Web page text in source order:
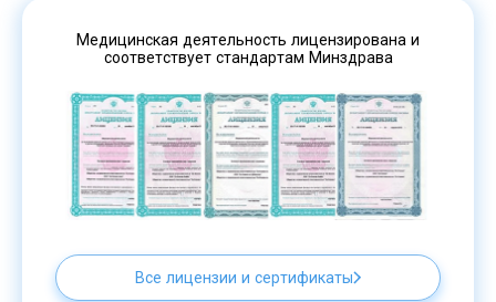
Медицинская деятельность лицензирована и
соответствует стандартам Минздрава
Все лицензии и сертификаты